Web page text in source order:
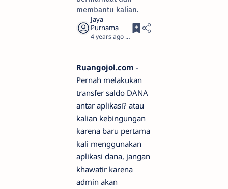
membantu kalian.
4 years ago 2
Ruangojol.com -
Pernah melakukan
transfer saldo DANA
antar aplikasi? atau
kalian kebingungan
karena baru pertama
kali menggunakan
aplikasi dana, jangan
khawatir karena
admin akan